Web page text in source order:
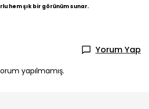
hem şık bir görünüm sunar.
Yorum Yap
yapılmamış.